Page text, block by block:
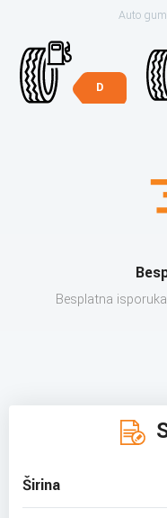
Auto
D
Besplatna
Širina